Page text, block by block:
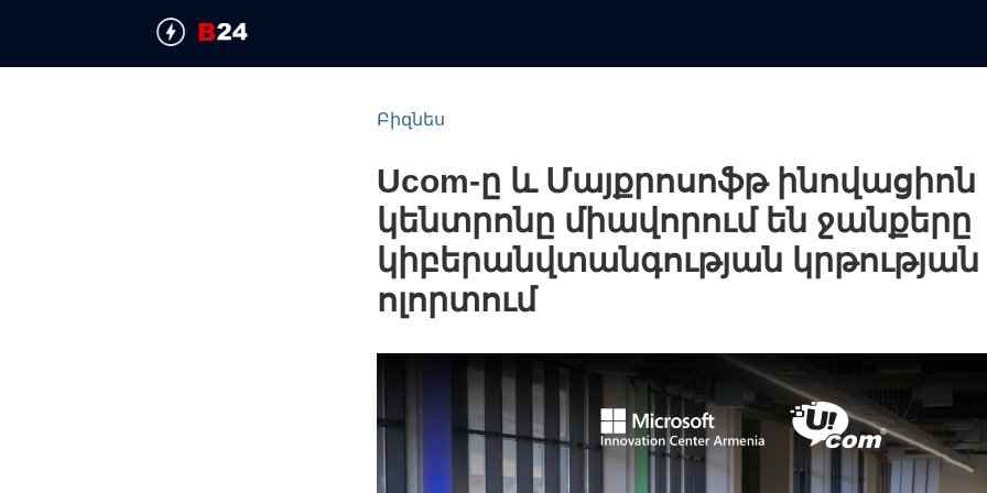
Բիզնես
Ucom-ը և Մայքրոսոֆթ ինովացիոն
կենտրոնը միավորում են ջանքերը
կիբերանվտանգության կրթության
ոլորտում